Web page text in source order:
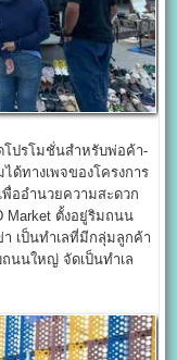
ปรโมชั่นสำหรับพ่อค้า-
ด้ทางเพจของโครงการ
ออำนวยความสะดวก
Market ตั้งอยู่ริมถนน
เป็นทำเลที่มีกลุ่มลูกค้า
นนใหญ่ จัดเป็นทำเล